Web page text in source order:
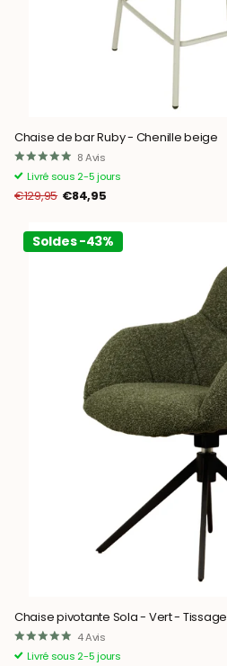
Chaise de bar Ruby - Chenille beige
8Avis
Livré sous 2-5 jours
€129,95 €84,95
Soldes -43%
Chaise pivotante Sola - Vert - Tissage
4Avis
Livré sous 2-5 jours